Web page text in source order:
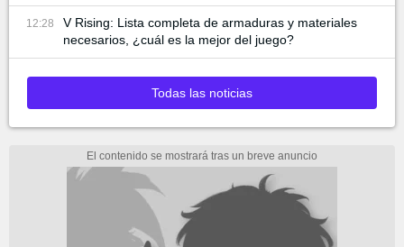
12:28
V Rising: Lista completa de armaduras y materiales
necesarios, ¿cuál es la mejor del juego?
Todas las noticias